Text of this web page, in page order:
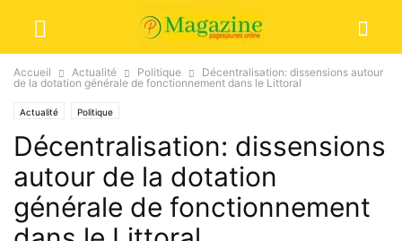
Accueil Actualité Politique
Décentralisation: dissensions autour
de la dotation générale de fonctionnement dans le Littoral
Actualité Politique
Décentralisation: dissensions
autour de la dotation
générale de fonctionnement